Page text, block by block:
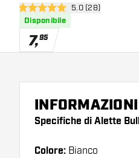
apri pannello
5 stelle di valutazione
5.0 (28)
Disponibile
7,95
Specifiche di Alette
Colore: Bianco